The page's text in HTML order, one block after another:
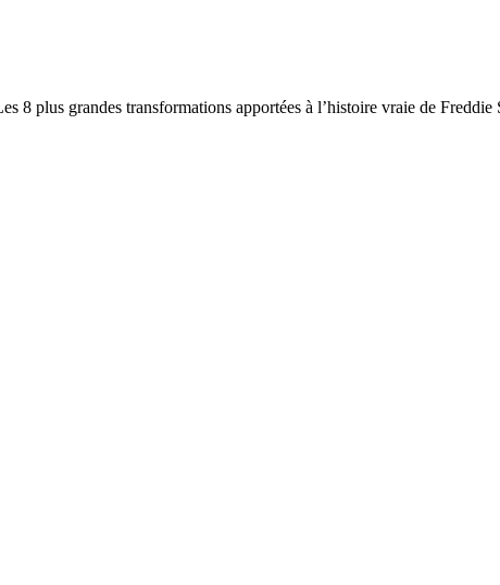
8 plus grandes transformations apportées à l’histoire vraie de